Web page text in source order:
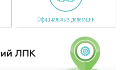
Официальные делегации